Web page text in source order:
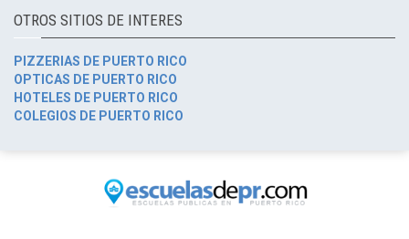
OTROS SITIOS DE INTERES
PIZZERIAS DE PUERTO RICO
OPTICAS DE PUERTO RICO
HOTELES DE PUERTO RICO
COLEGIOS DE PUERTO RICO